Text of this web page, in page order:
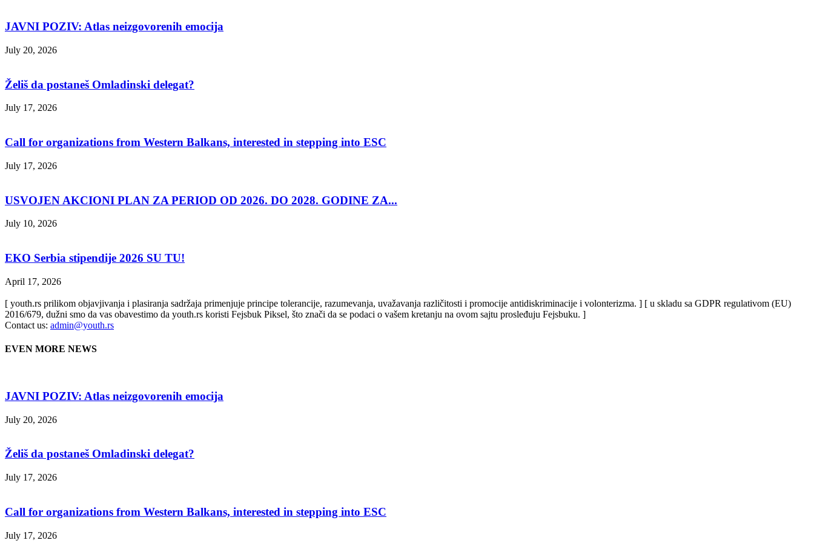
JAVNI POZIV: Atlas neizgovorenih emocija
July 20, 2026
Želiš da postaneš Omladinski delegat?
July 17, 2026
Call for organizations from Western Balkans, interested in stepping into ESC
July 17, 2026
USVOJEN AKCIONI PLAN ZA PERIOD OD 2026. DO 2028. GODINE ZA...
July 10, 2026
EKO Serbia stipendije 2026 SU TU!
April 17, 2026
[ youth.rs prilikom objavjivanja i plasiranja sadržaja primenjuje principe tolerancije, razumevanja, uvažavanja različitosti i promocije antidiskriminacije i volonterizma. ] [ u skladu sa GDPR regulativom (EU)
2016/679, dužni smo da vas obavestimo da youth.rs koristi Fejsbuk Piksel, što znači da se podaci o vašem kretanju na ovom sajtu prosleđuju Fejsbuku. ]
Contact us: admin@youth.rs
EVEN MORE NEWS
JAVNI POZIV: Atlas neizgovorenih emocija
July 20, 2026
Želiš da postaneš Omladinski delegat?
July 17, 2026
Call for organizations from Western Balkans, interested in stepping into ESC
July 17, 2026